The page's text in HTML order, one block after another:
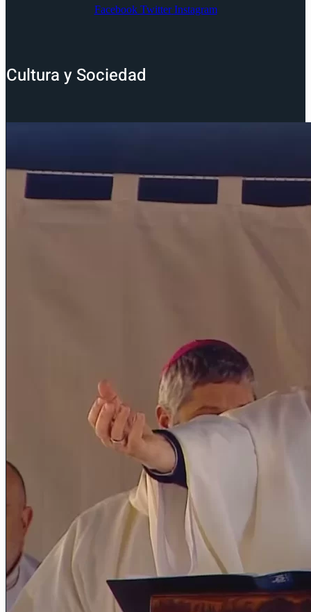
Facebook Twitter Instagram
Cultura y Sociedad